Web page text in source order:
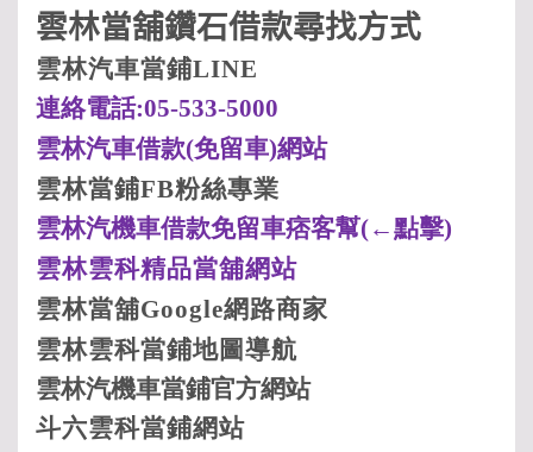
雲林當舖鑽石借款尋找方式
雲林汽車當鋪LINE
連絡電話:05-533-5000
雲林汽車借款(免留車)網站
雲林當鋪FB粉絲專業
雲林汽機車借款免留車痞客幫(←點擊)
雲林雲科精品當舖網站
雲林當舖Google網路商家
雲林雲科當鋪地圖導航
雲林汽機車當鋪官方網站
斗六雲科當鋪網站